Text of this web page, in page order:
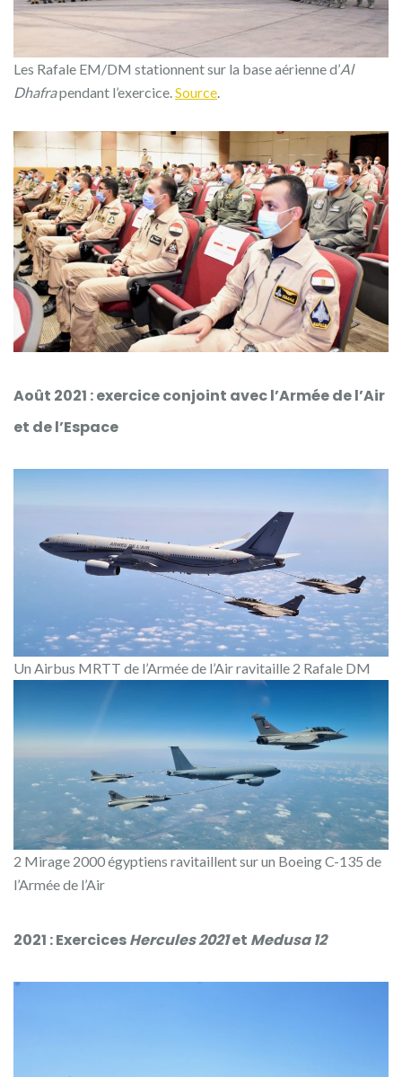
Les Rafale EM/DM stationnent sur la base aérienne d’Al
Dhafrapendant l’exercice.Source.
Août 2021 : exercice conjoint avec l’Armée de l’Air
et de l’Espace
Un Airbus MRTT de l’Armée de l’Air ravitaille 2 Rafale DM
2 Mirage 2000 égyptiens ravitaillent sur un Boeing C-135 de
l’Armée de l’Air
2021 : ExercicesHercules 2021et Medusa 12